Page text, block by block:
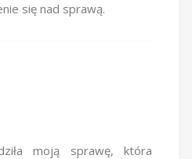
się nad sprawą.
moją sprawę, która